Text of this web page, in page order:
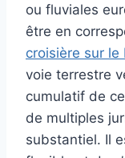
ou fluviales
être en
croisière sur le
voie terrestre
cumulatif de
de multiples
substantiel. Il